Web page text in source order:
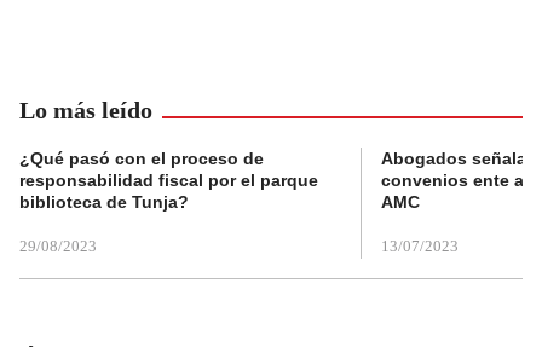
Lo más leído
¿Qué pasó con el proceso de
responsabilidad fiscal por el parque
biblioteca de Tunja?
29/08/2023
Abogados
convenios ente
AMC
13/07/2023